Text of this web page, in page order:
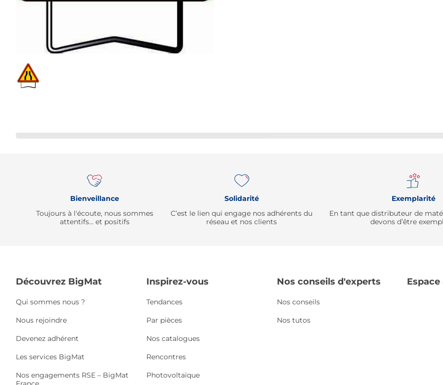
Bienveillance
Toujours à l'écoute, nous sommes
attentifs… et positifs
Solidarité
C’est le lien qui engage nos adhérents du
réseau et nos clients
Exemplarité
En tant que distributeur de
devons d’être
Découvrez BigMat
Qui sommes nous ?
Nous rejoindre
Devenez adhérent
Les services BigMat
Nos engagements RSE – BigMat
Inspirez-vous
Tendances
Par pièces
Nos catalogues
Rencontres
Photovoltaïque
Nos conseils d'experts
Nos conseils
Nos tutos